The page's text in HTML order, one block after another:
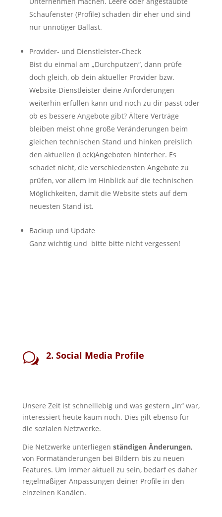
Schaufenster (Profile) schaden dir eher und sind
nur unnötiger Ballast.
Provider- und Dienstleister-Check
Bist du einmal am „Durchputzen“, dann prüfe
doch gleich, ob dein aktueller Provider bzw.
Website-Dienstleister deine Anforderungen
weiterhin erfüllen kann und noch zu dir passt oder
ob es bessere Angebote gibt? Ältere Verträge
bleiben meist ohne große Veränderungen beim
gleichen technischen Stand und hinken preislich
den aktuellen (Lock)Angeboten hinterher. Es
schadet nicht, die verschiedensten Angebote zu
prüfen, vor allem im Hinblick auf die technischen
Möglichkeiten, damit die Website stets auf dem
neuesten Stand ist.
Backup und Update
Ganz wichtig und bitte bitte nicht vergessen!
w 2. Social Media Profile
Unsere Zeit ist schnelllebig und was gestern „in“ war,
interessiert heute kaum noch. Dies gilt ebenso für
die sozialen Netzwerke.
Die Netzwerke unterliegen ständigen Änderungen,
von Formatänderungen bei Bildern bis zu neuen
Features. Um immer aktuell zu sein, bedarf es daher
regelmäßiger Anpassungen deiner Profile in den
einzelnen Kanälen.